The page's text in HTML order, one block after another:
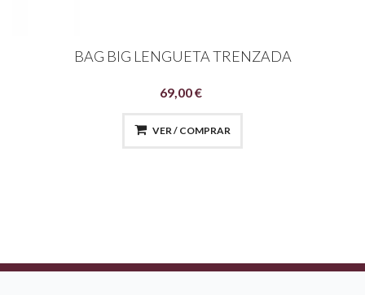
BAG BIG LENGUETA TRENZADA
69,00 €
VER / COMPRAR